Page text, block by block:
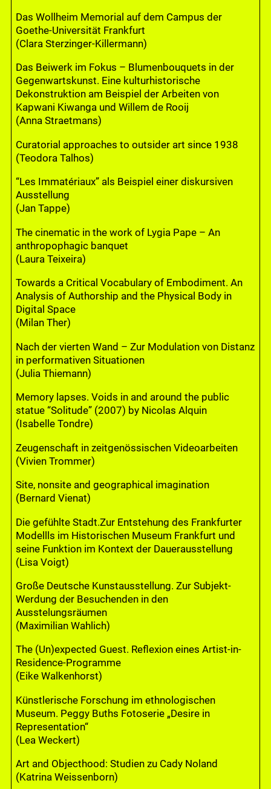
Das Wollheim Memorial auf dem Campus der
Goethe-Universität Frankfurt
(Clara Sterzinger-Killermann)
Das Beiwerk im Fokus – Blumenbouquets in der
Gegenwartskunst. Eine kulturhistorische
Dekonstruktion am Beispiel der Arbeiten von
Kapwani Kiwanga und Willem de Rooij
(Anna Straetmans)
Curatorial approaches to outsider art since 1938
(Teodora Talhos)
“Les Immatériaux” als Beispiel einer diskursiven
Ausstellung
(Jan Tappe)
The cinematic in the work of Lygia Pape – An
anthropophagic banquet
(Laura Teixeira)
Towards a Critical Vocabulary of Embodiment. An
Analysis of Authorship and the Physical Body in
Digital Space
(Milan Ther)
Nach der vierten Wand – Zur Modulation von Distanz
in performativen Situationen
(Julia Thiemann)
Memory lapses. Voids in and around the public
statue “Solitude” (2007) by Nicolas Alquin
(Isabelle Tondre)
Zeugenschaft in zeitgenössischen Videoarbeiten
(Vivien Trommer)
Site, nonsite and geographical imagination
(Bernard Vienat)
Die gefühlte Stadt.Zur Entstehung des Frankfurter
Modellls im Historischen Museum Frankfurt und
seine Funktion im Kontext der Dauerausstellung
(Lisa Voigt)
Große Deutsche Kunstausstellung. Zur Subjekt-
Werdung der Besuchenden in den
Ausstelungsräumen
(Maximilian Wahlich)
The (Un)expected Guest. Reflexion eines Artist-in-
Residence-Programme
(Eike Walkenhorst)
Künstlerische Forschung im ethnologischen
Museum. Peggy Buths Fotoserie „Desire in
Representation“
(Lea Weckert)
Art and Objecthood: Studien zu Cady Noland
(Katrina Weissenborn)